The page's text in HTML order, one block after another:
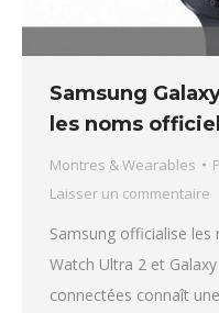
Samsung
les noms
Montres & Wearables
Laisser un commentaire
Samsung officialise les
Watch Ultra 2 et
connectées connaît